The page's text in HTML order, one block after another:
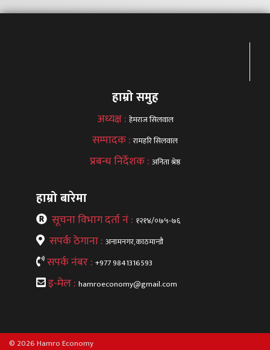
हाम्रो समुह
अध्यक्ष : हेमराज सिलवाल
सम्पादक :रामहरि सिलवाल
प्रबन्ध निर्देशक : अनिता श्रेष्ठ
हाम्रो बारेमा
सूचना विभाग दर्ता नं : १२१४/०७५-७६
सपर्क ठेगाना : अनामनगर,काठमान्डौ
सपर्क नंबर : +977 9841316593
इ-मेल : hamroeconomy@gmail.com
© 2026 Hamro Economy